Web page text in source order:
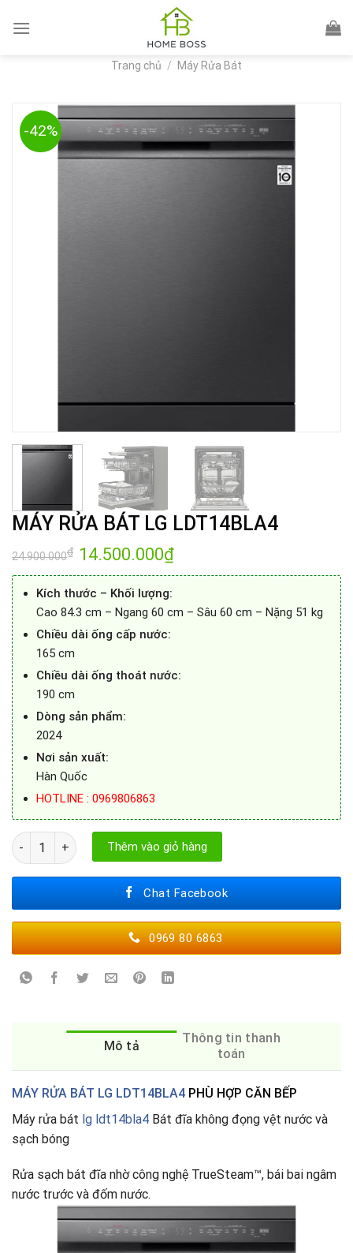
Trang chủ / Máy Rửa Bát
-42%
MÁY RỬA BÁT LG LDT14BLA4
24.900.000₫ Giá
gốc
là:
14.500.000₫Giá
tại
Kích thước – Khối lượng:
Cao 84.3 cm – Ngang 60 cm – Sâu 60 cm – Nặng 51 kg
Chiều dài ống cấp nước:
165 cm
Chiều dài ống thoát nước:
190 cm
Dòng sản phẩm:
2024
Nơi sản xuất:
Hàn Quốc
HOTLINE : 0969806863
MÁY RỬA BÁT LG LDT14BLA4 số lượng
Thêm vào giỏ hàng
Chat Facebook
0969 80 6863
Mô tả
Thông tin thanh
toán
MÁY RỬA BÁT LG LDT14BLA4 PHÙ HỢP CĂN BẾP
Máy rửa bát lg ldt14bla4 Bát đĩa không đọng vệt nước và
sạch bóng
Rửa sạch bát đĩa nhờ công nghệ TrueSteam™, bái bai ngâm
nước trước và đốm nước.